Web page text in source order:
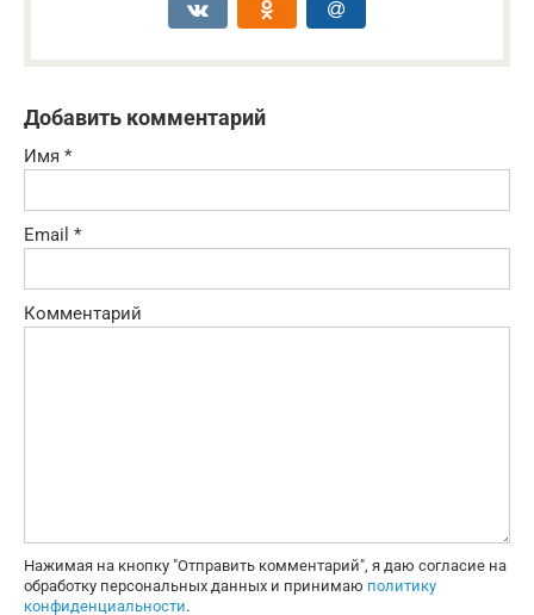
Добавить комментарий
Имя *
Email *
Комментарий
Нажимая на кнопку "Отправить комментарий", я даю согласие на
обработку персональных данных и принимаю политику
конфиденциальности.